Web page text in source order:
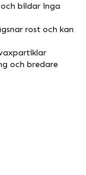
bildar inga
rost och kan
och bredare